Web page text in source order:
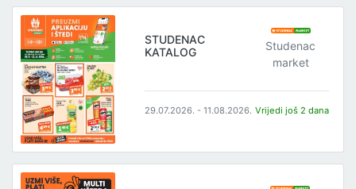
STUDENAC
KATALOG
Studenac
market
29.07.2026. - 11.08.2026. Vrijedi još 2 dana